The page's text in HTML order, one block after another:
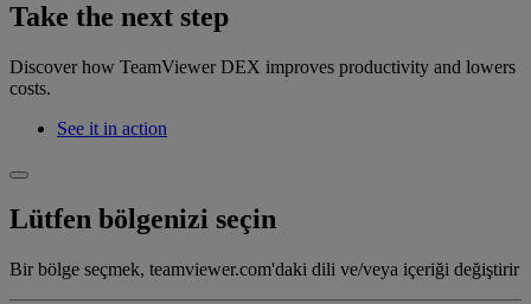
Take the next step
Discover how TeamViewer DEX improves productivity and lowers
costs.
See it in action
Lütfen bölgenizi seçin
Bir bölge seçmek, teamviewer.com'daki dili ve/veya içeriği değiştirir